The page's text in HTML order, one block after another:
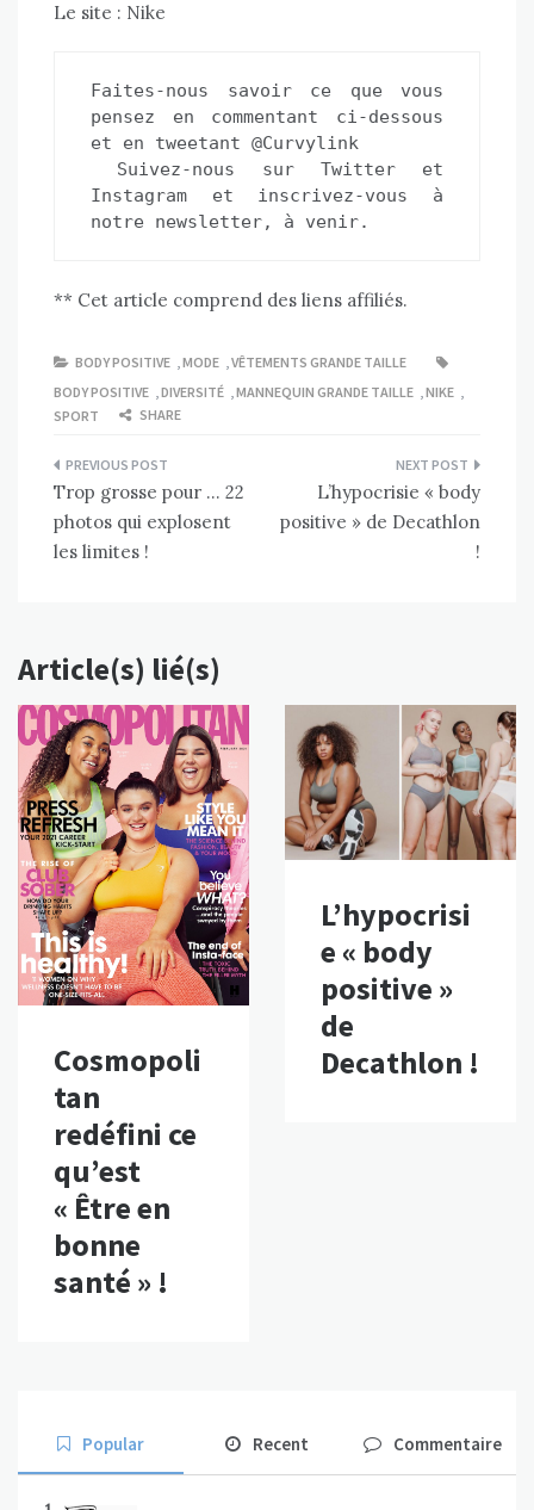
Le site : Nike
Faites-nous savoir ce que vous
pensez en commentant ci-dessous
et en tweetant @Curvylink
Suivez-nous sur Twitter et
Instagram et inscrivez-vous à
notre newsletter, à venir.
** Cet article comprend des liens affiliés.
BODY POSITIVE ,MODE ,VÊTEMENTS GRANDE TAILLE
BODY POSITIVE ,DIVERSITÉ ,MANNEQUIN GRANDE TAILLE ,NIKE ,
SPORT
SHARE
Navigation
de
l’article
Trop grosse pour … 22
photos qui explosent
les limites !
L’hypocrisie « body
positive » de Decathlon
!
Article(s) lié(s)
Cosmopoli
tan
redéfini ce
qu’est
« Être en
bonne
santé » !
L’hypocrisi
e « body
positive »
de
Decathlon !
Popular Recent Commentaire